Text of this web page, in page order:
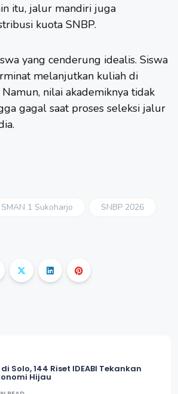
itu, jalur mandiri juga
kuota SNBP.
yang cenderung idealis. Siswa
melanjutkan kuliah di
nilai akademiknya tidak
gagal saat proses seleksi jalur
SMAN 1 Sukoharjo
SNBP 2026